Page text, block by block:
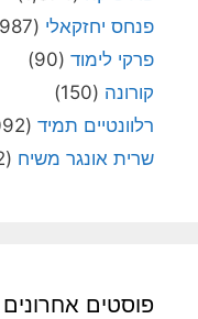
פנחס יחזקאלי (1,987)
פרקי לימוד (90)
קורונה (150)
רלוונטיים תמיד (4,092)
שרית אונגר משיח (72)
פוסטים אחרונים